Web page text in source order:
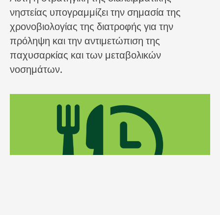
νηστείας υπογραμμίζει την σημασία της
χρονοβιολογίας της διατροφής για την
πρόληψη και την αντιμετώπιση της
παχυσαρκίας και των μεταβολικών
νοσημάτων.